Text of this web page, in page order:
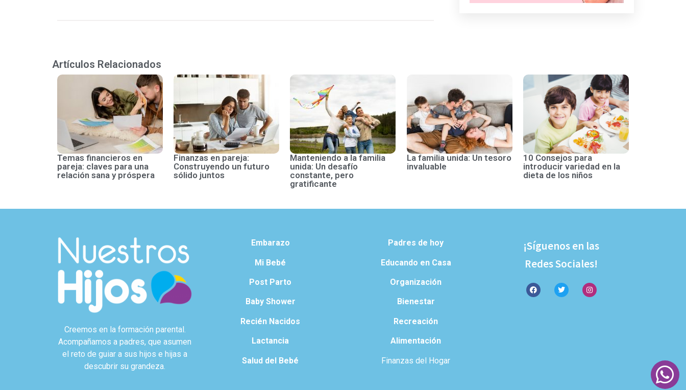
Artículos Relacionados
Temas financieros en
pareja: claves para una
relación sana y próspera
Finanzas en pareja:
Construyendo un futuro
sólido juntos
Manteniendo a la familia
unida: Un desafío
constante, pero
gratificante
La familia unida: Un tesoro
invaluable
10 Consejos para
introducir variedad en la
dieta de los niños
Creemos en la formación parental.
Acompañamos a padres, que asumen
el reto de guiar a sus hijos e hijas a
descubrir su grandeza.
Embarazo
Mi Bebé
Post Parto
Baby Shower
Recién Nacidos
Lactancia
Salud del Bebé
Padres de hoy
Educando en Casa
Organización
Bienestar
Recreación
Alimentación
Finanzas del Hogar
¡Síguenos en las
Redes Sociales!